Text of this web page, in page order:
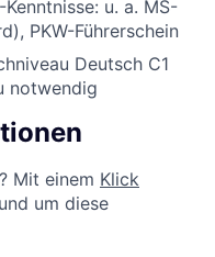
u. a. MS-
PKW-Führerschein
Deutsch C1
notwendig
Mit einem Klick
um diese